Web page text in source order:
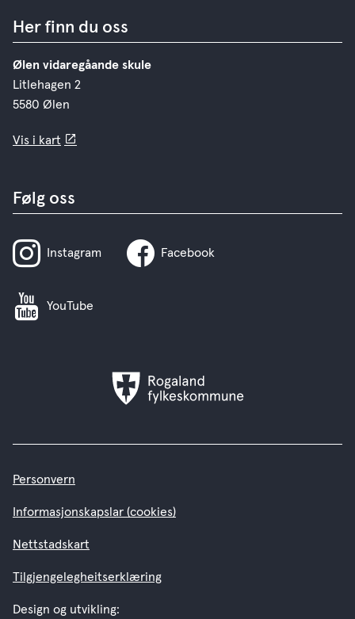
Her finn du oss
Ølen vidaregåande skule
Litlehagen 2
5580 Ølen
Vis i kart
Følg oss
Instagram Facebook
YouTube
Rogaland
fylkeskommune
Personvern
Informasjonskapslar (cookies)
Nettstadskart
Tilgjengelegheitserklæring
Design og utvikling: